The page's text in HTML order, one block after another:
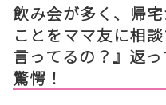
飲み会が多く、帰
ことをママ友に相
言ってるの？』返
驚愕！